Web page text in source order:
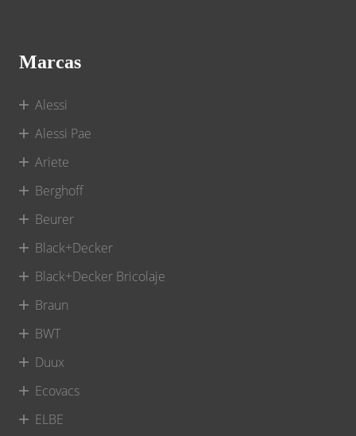
Marcas
Alessi
Alessi Pae
Ariete
Berghoff
Beurer
Black+Decker
Black+Decker Bricolaje
Braun
BWT
Duux
Ecovacs
ELBE